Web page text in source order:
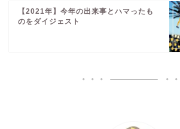
【2021年】今年の出来事とハマったも
のをダイジェスト